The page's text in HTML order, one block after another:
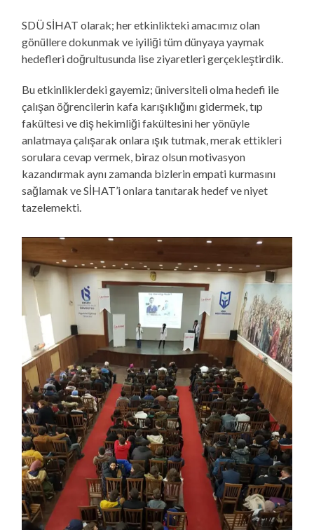
SDÜ SİHAT olarak; her etkinlikteki amacımız olan
gönüllere dokunmak ve iyiliği tüm dünyaya yaymak
hedefleri doğrultusunda lise ziyaretleri gerçekleştirdik.
Bu etkinliklerdeki gayemiz; üniversiteli olma hedefi ile
çalışan öğrencilerin kafa karışıklığını gidermek, tıp
fakültesi ve diş hekimliği fakültesini her yönüyle
anlatmaya çalışarak onlara ışık tutmak, merak ettikleri
sorulara cevap vermek, biraz olsun motivasyon
kazandırmak aynı zamanda bizlerin empati kurmasını
sağlamak ve SİHAT’i onlara tanıtarak hedef ve niyet
tazelemekti.